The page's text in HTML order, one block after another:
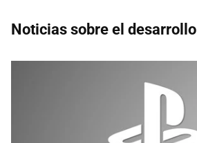
Noticias sobre el desarrollo